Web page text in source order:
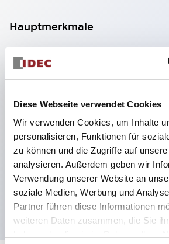
Diese Webseite verwendet Cookies
Wir verwenden Cookies, um Inhalte
personalisieren, Funktionen für
zu können und die Zugriffe auf
analysieren. Außerdem geben wir
Verwendung unserer Website an
soziale Medien, Werbung und
Partner führen diese Informationen
weiteren Daten zusammen, die Sie
Hauptmerkmale
2-Kontakt-Block mit 2 Stufen,
Kontakt-Konfiguration
Paneltiefe 39,9 mm (※ 11-
59,9 mm (※ 22-stufiger
Platzsparendes Design möglich.
Sicherheitsstruktur der 3.
Freisetzung, integrierter Schutz,
Fingerschutzstruktur